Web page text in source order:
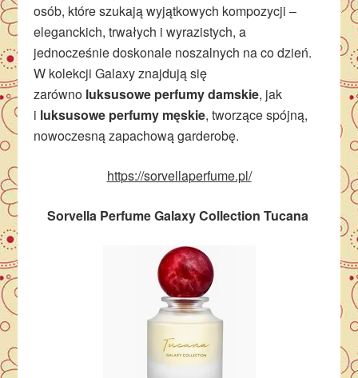
osób, które szukają wyjątkowych kompozycji –
eleganckich, trwałych i wyrazistych, a
jednocześnie doskonale noszalnych na co dzień.
W kolekcji Galaxy znajdują się
zarówno luksusowe perfumy damskie, jak
i luksusowe perfumy męskie, tworzące spójną,
nowoczesną zapachową garderobę.
https://sorvellaperfume.pl/
Sorvella Perfume Galaxy Collection Tucana